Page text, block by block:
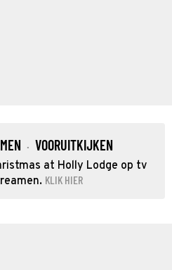
· VOORUITKIJKEN
at Holly Lodge op tv
KLIK HIER